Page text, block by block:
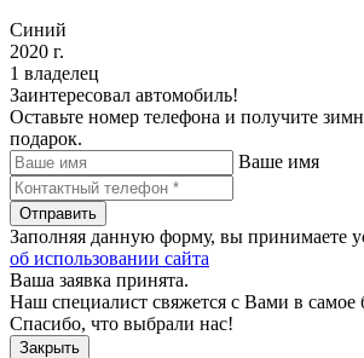
Синий
2020 г.
1 владелец
Заинтересовал автомобиль!
Оставьте номер телефона и получите
подарок.
Ваше имя
Отправить
Заполняя данную форму, вы принимаете
об использовании сайта
Ваша заявка принята.
Наш специалист свяжется с Вами в
Спасибо, что выбрали нас!
Закрыть